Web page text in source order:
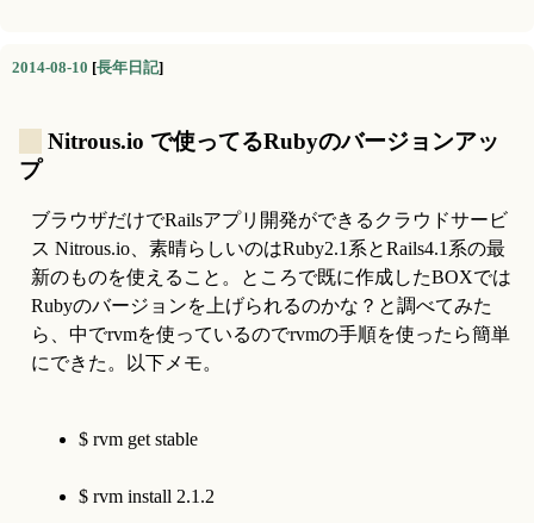
2014-08-10 [長年日記]
Nitrous.io で使ってるRubyのバージョンアッ
プ
ブラウザだけでRailsアプリ開発ができるクラウドサービ
ス Nitrous.io、素晴らしいのはRuby2.1系とRails4.1系の最
新のものを使えること。ところで既に作成したBOXでは
Rubyのバージョンを上げられるのかな？と調べてみた
ら、中でrvmを使っているのでrvmの手順を使ったら簡単
にできた。以下メモ。
$ rvm get stable
$ rvm install 2.1.2